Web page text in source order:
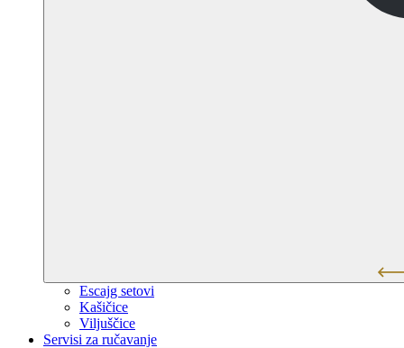
Escajg setovi
Kašičice
Viljuščice
Servisi za ručavanje